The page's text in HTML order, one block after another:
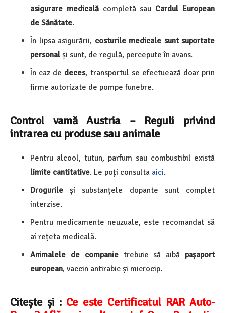
asigurare medicalăcompletă sau Cardul European
de Sănătate.
În lipsa asigurării, costurile medicale sunt suportate
personal și sunt, de regulă, percepute în avans.
În caz de deces, transportul se efectuează doar prin
firme autorizate de pompe funebre.
Control vamă Austria – Reguli privind
intrarea cu produse sau animale
Pentru alcool, tutun, parfum sau combustibil există
limite cantitative. Le poți consulta aici.
Drogurile și substanțele dopante sunt complet
interzise.
Pentru medicamente neuzuale, este recomandat să
ai rețeta medicală.
Animalele de companietrebuie să aibă pașaport
european, vaccin antirabic și microcip.
Citește și : Ce este Certificatul RAR Auto-